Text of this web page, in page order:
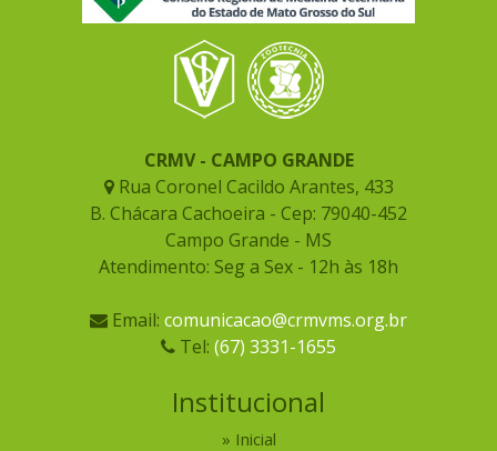
CRMV - CAMPO GRANDE
Rua Coronel Cacildo Arantes, 433
B. Chácara Cachoeira - Cep: 79040-452
Campo Grande - MS
Atendimento: Seg a Sex - 12h às 18h
Email: comunicacao@crmvms.org.br
Tel: (67) 3331-1655
Institucional
Inicial